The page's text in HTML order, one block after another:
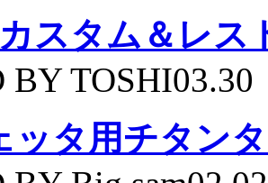
スタム＆レス
BY TOSHI03.30
ッタ用チタン